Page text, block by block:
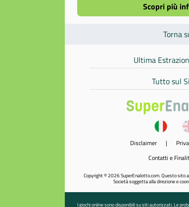
Scopri più
Torna
Ultima
Tutto sul
Disclaimer |
Contatti e
Copyright © 2026 SuperEnalotto.com. Questo sito
Società soggetta alla direzione e
I giochi online sono disponibili su siti autorizzati. Le